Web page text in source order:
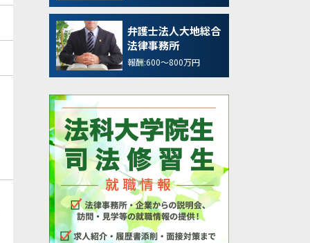
弁護士法人大地総合
法律事務所
報酬:600～800万円